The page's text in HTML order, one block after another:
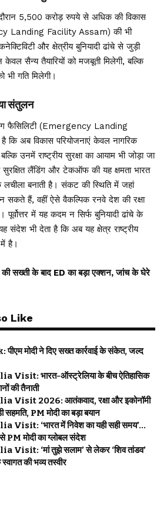
5,500 करोड़ रुपये से अधिक की विकास
Landing Facility Assam) की भी
और क्षेत्रीय बुनियादी ढांचे से जुड़ी
सैन्य तैयारियों को मजबूती मिलेगी, बल्कि
भी गति मिलेगी।
संतुलन
फैसिलिटी (Emergency Landing
कि अब विकास परियोजनाएं केवल नागरिक
उनमें राष्ट्रीय सुरक्षा का आयाम भी जोड़ा जा
सुरक्षित लैंडिंग और टेकऑफ की यह क्षमता भारत
बनाती है। संकट की स्थिति में जहां
सकते हैं, वहीं ऐसे वैकल्पिक रनवे देश की रक्षा
पूर्वोत्तर में यह कदम न सिर्फ बुनियादी ढांचे के
संदेश भी देता है कि अब यह क्षेत्र राष्ट्रीय
है।
की सख्ती के बाद ED का बड़ा एक्शन, जांच के घेरे
Like
मोदी ने दिए सख्त कार्रवाई के संकेत, जल्द
भारत-ऑस्ट्रेलिया के बीच ऐतिहासिक
की तैनाती
2026: आतंकवाद, रक्षा और इकोनॉमी
PM मोदी का बड़ा बयान
‘भारत में निवेश का यही सही समय’…
PM मोदी का ग्लोबल संदेश
‘मां तुझे सलाम’ से लेकर ‘शिव तांडव’
की भव्य तस्वीर